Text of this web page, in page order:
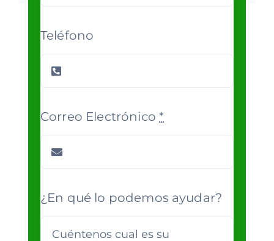
Teléfono
Correo Electrónico *
¿En qué lo podemos ayudar?